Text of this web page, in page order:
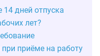
дней отпуска
лет?
приёме на работу